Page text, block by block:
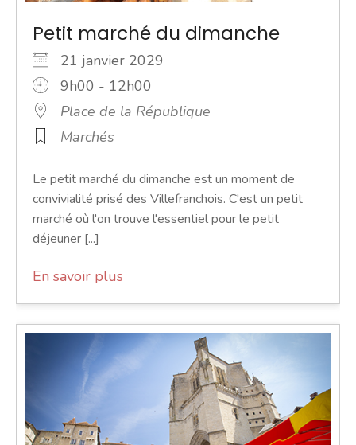
Petit marché du dimanche
21 janvier 2029
9h00 - 12h00
Place de la République
Marchés
Le petit marché du dimanche est un moment de
convivialité prisé des Villefranchois. C'est un petit
marché où l'on trouve l'essentiel pour le petit
déjeuner [...]
En savoir plus